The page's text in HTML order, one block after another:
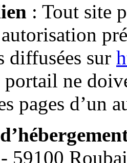
: Tout site
diffusées sur
portail ne
pages d’un
59100